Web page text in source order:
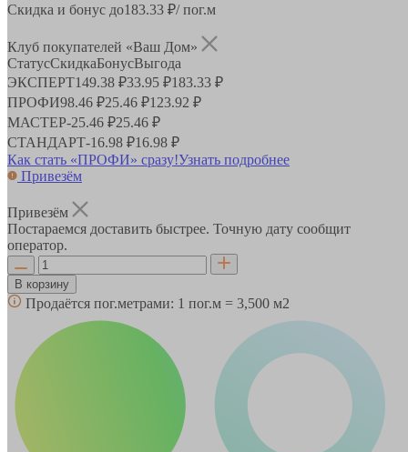
Скидка и бонус до183.33 ₽/ пог.м
Клуб покупателей «Ваш Дом»
СтатусСкидкаБонусВыгода
ЭКСПЕРТ149.38 ₽33.95 ₽183.33 ₽
ПРОФИ98.46 ₽25.46 ₽123.92 ₽
МАСТЕР-25.46 ₽25.46 ₽
СТАНДАРТ-16.98 ₽16.98 ₽
Как стать «ПРОФИ» сразу!Узнать подробнее
Привезём
Привезём
Постараемся доставить быстрее. Точную дату сообщит
оператор.
В корзину
Продаётся пог.метрами: 1 пог.м = 3,500 м2